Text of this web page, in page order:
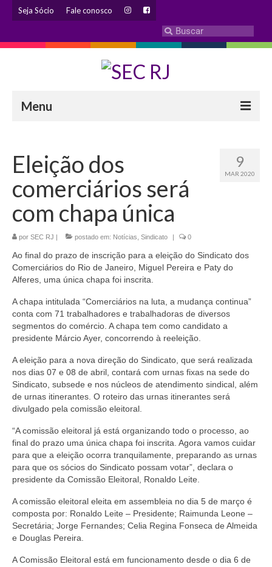
Seja Sócio Fale conosco
Menu
Eleição 2024 – Comissão Eleitoral
Histórico
Diretoria
Estatuto
Atendimentos
Coletivo de Igualdade Racial
DENÚNCIAS
SERVIÇOS
Acordos e convenções
Cadastro de empresa
Homologações
Jurídico
Saúde
Aplicativo Comerciários RJ
Acordo de Feriado para Empresas
9
MAR 2020
Eleição dos
comerciários será
com chapa única
por SEC RJ | postado em: Notícias Sindicato | 0
Ao final do prazo de inscrição para a eleição do Sindicato dos
Comerciários do Rio de Janeiro, Miguel Pereira e Paty do
Alferes, uma única chapa foi inscrita.
A chapa intitulada “Comerciários na luta, a mudança continua”
conta com 71 trabalhadores e trabalhadoras de diversos
segmentos do comércio. A chapa tem como candidato a
presidente Márcio Ayer, concorrendo à reeleição.
A eleição para a nova direção do Sindicato, que será realizada
nos dias 07 e 08 de abril, contará com urnas fixas na sede do
Sindicato, subsede e nos núcleos de atendimento sindical, além
de urnas itinerantes. O roteiro das urnas itinerantes será
divulgado pela comissão eleitoral.
“A comissão eleitoral já está organizando todo o processo, ao
final do prazo uma única chapa foi inscrita. Agora vamos cuidar
para que a eleição ocorra tranquilamente, preparando as urnas
para que os sócios do Sindicato possam votar”, declara o
presidente da Comissão Eleitoral, Ronaldo Leite.
A comissão eleitoral eleita em assembleia no dia 5 de março é
composta por: Ronaldo Leite – Presidente; Raimunda Leone –
Secretária; Jorge Fernandes; Celia Regina Fonseca de Almeida
e Douglas Pereira.
A Comissão Eleitoral está em funcionamento desde o dia 6 de